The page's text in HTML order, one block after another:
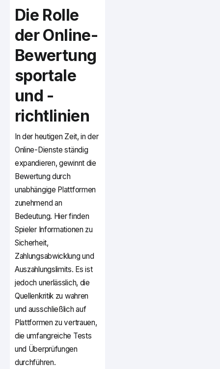
Die Rolle
der Online-
Bewertung
sportale
und -
richtlinien
In der heutigen Zeit, in der
Online-Dienste ständig
expandieren, gewinnt die
Bewertung durch
unabhängige Plattformen
zunehmend an
Bedeutung. Hier finden
Spieler Informationen zu
Sicherheit,
Zahlungsabwicklung und
Auszahlungslimits. Es ist
jedoch unerlässlich, die
Quellenkritik zu wahren
und ausschließlich auf
Plattformen zu vertrauen,
die umfangreiche Tests
und Überprüfungen
durchführen.